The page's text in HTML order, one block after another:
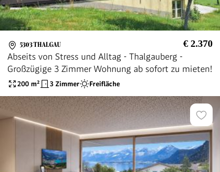
5303 THALGAU € 2.370
Abseits von Stress und Alltag - Thalgauberg -
Großzügige 3 Zimmer Wohnung ab sofort zu mieten!
200 m² 3 Zimmer Freifläche